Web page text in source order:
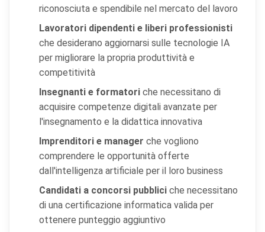
riconosciuta e spendibile nel mercato del lavoro
Lavoratori dipendenti e liberi professionisti
che desiderano aggiornarsi sulle tecnologie IA
per migliorare la propria produttività e
competitività
Insegnanti e formatori che necessitano di
acquisire competenze digitali avanzate per
l'insegnamento e la didattica innovativa
Imprenditori e manager che vogliono
comprendere le opportunità offerte
dall'intelligenza artificiale per il loro business
Candidati a concorsi pubblici che necessitano
di una certificazione informatica valida per
ottenere punteggio aggiuntivo